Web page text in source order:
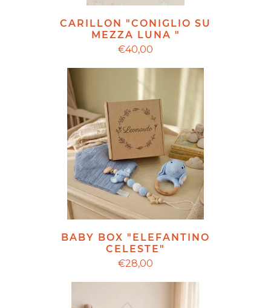
CARILLON "CONIGLIO SU
MEZZA LUNA "
€40,00
BABY BOX "ELEFANTINO
CELESTE"
€28,00